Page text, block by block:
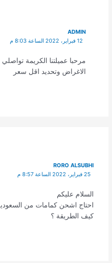
ADMIN
12 فبراير، 2022 الساعة 8:03 م
مرحبا عميلتنا الكريمة
الاغراض وتحديد اقل سعر
RORO ALSUBHI
25 فبراير، 2022 الساعة 8:57 م
السلام عليكم
احتاج اشحن كمامات من
كيف الطريقة ؟